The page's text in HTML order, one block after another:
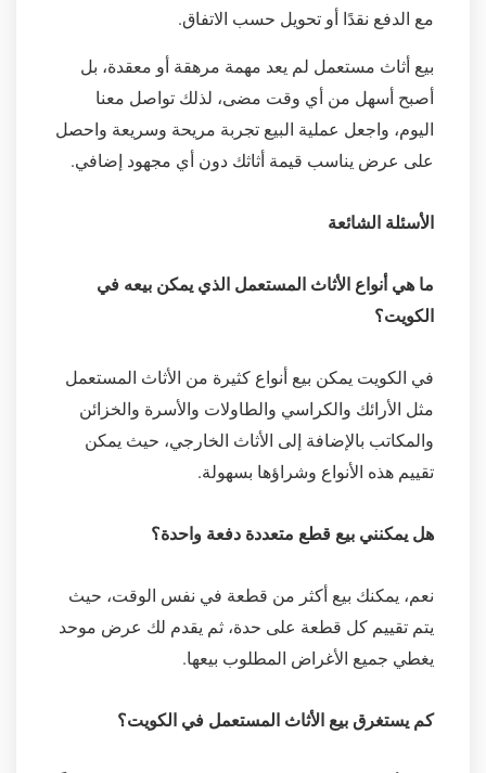
مع الدفع نقدًا أو تحويل حسب الاتفاق.
بيع أثاث مستعمل لم يعد مهمة مرهقة أو معقدة، بل
أصبح أسهل من أي وقت مضى، لذلك تواصل معنا
اليوم، واجعل عملية البيع تجربة مريحة وسريعة واحصل
على عرض يناسب قيمة أثاثك دون أي مجهود إضافي.
الأسئلة الشائعة
ما هي أنواع الأثاث المستعمل الذي يمكن بيعه في
الكويت؟
في الكويت يمكن بيع أنواع كثيرة من الأثاث المستعمل
مثل الأرائك والكراسي والطاولات والأسرة والخزائن
والمكاتب بالإضافة إلى الأثاث الخارجي، حيث يمكن
تقييم هذه الأنواع وشراؤها بسهولة.
هل يمكنني بيع قطع متعددة دفعة واحدة؟
نعم، يمكنك بيع أكثر من قطعة في نفس الوقت، حيث
يتم تقييم كل قطعة على حدة، ثم يقدم لك عرض موحد
يغطي جميع الأغراض المطلوب بيعها.
كم يستغرق بيع الأثاث المستعمل في الكويت؟